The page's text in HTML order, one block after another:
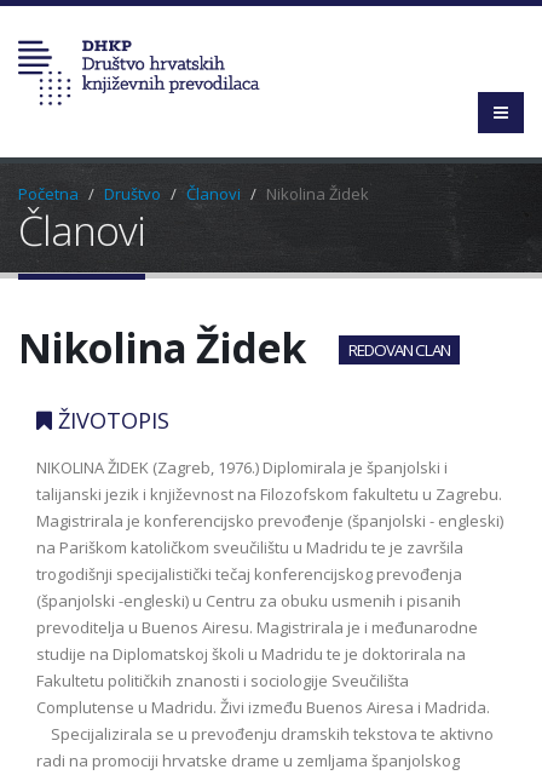
Početna Društvo Članovi Nikolina Židek
Članovi
Nikolina Židek REDOVAN CLAN
ŽIVOTOPIS
NIKOLINA ŽIDEK (Zagreb, 1976.) Diplomirala je španjolski i
talijanski jezik i književnost na Filozofskom fakultetu u Zagrebu.
Magistrirala je konferencijsko prevođenje (španjolski - engleski)
na Pariškom katoličkom sveučilištu u Madridu te je završila
trogodišnji specijalistički tečaj konferencijskog prevođenja
(španjolski -engleski) u Centru za obuku usmenih i pisanih
prevoditelja u Buenos Airesu. Magistrirala je i međunarodne
studije na Diplomatskoj školi u Madridu te je doktorirala na
Fakultetu političkih znanosti i sociologije Sveučilišta
Complutense u Madridu. Živi između Buenos Airesa i Madrida.
Specijalizirala se u prevođenju dramskih tekstova te aktivno
radi na promociji hrvatske drame u zemljama španjolskog